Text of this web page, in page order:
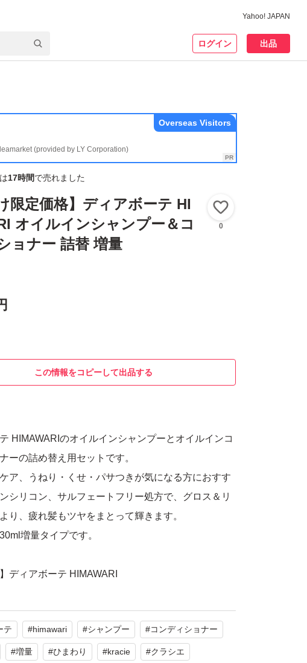
Yahoo! JAPAN
ログイン 出品
(provided by LY Corporation)
Overseas Visitors
17時間で売れました
限定価格】ディアボーテ HI
オイルインシャンプー＆コ
ョナー 詰替 増量
0
この情報をコピーして出品する
HIMAWARIのオイルインシャンプーとオイルインコ
ーの詰め替え用セットです。
ア、うねり・くせ・パサつきが気になる方におすす
シリコン、サルフェートフリー処方で、グロス＆リ
り、疲れ髪もツヤをまとって輝きます。
増量タイプです。
ディアボーテ HIMAWARI
イルインシャンプー＆オイルインコンディショナー
増量
】未使用
テ #himawari #シャンプー #コンディショナー
#増量 #ひまわり #kracie #クラシエ